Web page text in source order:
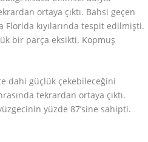
ortaya çıktı. Bahsi geçen
Florida kıyılarında tespit edilmişti.
bir parça eksikti. Kopmuş
dahi güçlük çekebileceğini
tekrardan ortaya çıktı.
yüzde 87’sine sahipti.